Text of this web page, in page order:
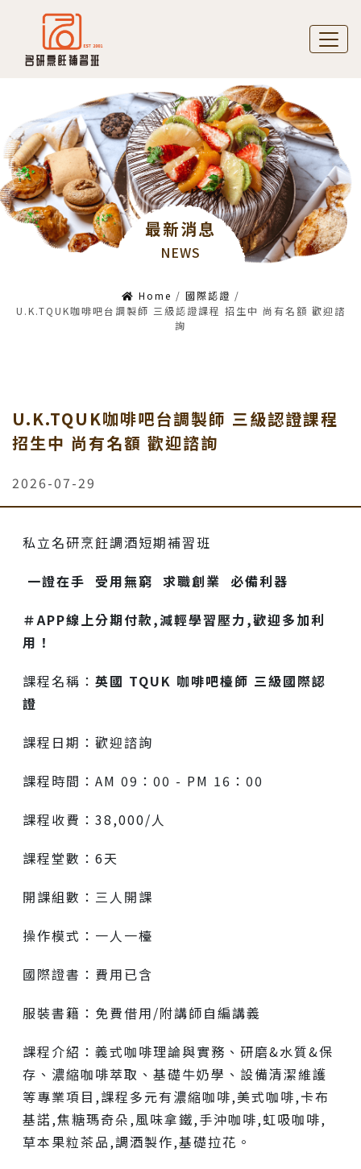
最新消息
NEWS
Home / 國際認證 /
U.K.TQUK咖啡吧台調製師 三級認證課程 招生中 尚有名額 歡迎諮
詢
U.K.TQUK咖啡吧台調製師 三級認證課程
招生中 尚有名額 歡迎諮詢
2026-07-29
私立名研烹飪調酒短期補習班
一證在手 受用無窮 求職創業 必備利器
＃APP線上分期付款,減輕學習壓力,歡迎多加利
用！
課程名稱： 英國 TQUK 咖啡吧檯師 三級國際認
證
課程日期：歡迎諮詢
課程時間：AM 09：00 - PM 16：00
課程收費：38,000/人
課程堂數：6天
開課組數：三人開課
操作模式：一人一檯
國際證書：費用已含
服裝書籍：免費借用/附講師自編講義
課程介紹：義式咖啡理論與實務、研磨&水質&保
存、濃縮咖啡萃取、基礎牛奶學、設備清潔維護
等專業項目,課程多元有濃縮咖啡,美式咖啡,卡布
基諾,焦糖瑪奇朵,風味拿鐵,手沖咖啡,虹吸咖啡,
草本果粒茶品,調酒製作,基礎拉花。